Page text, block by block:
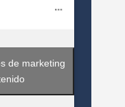
de marketing